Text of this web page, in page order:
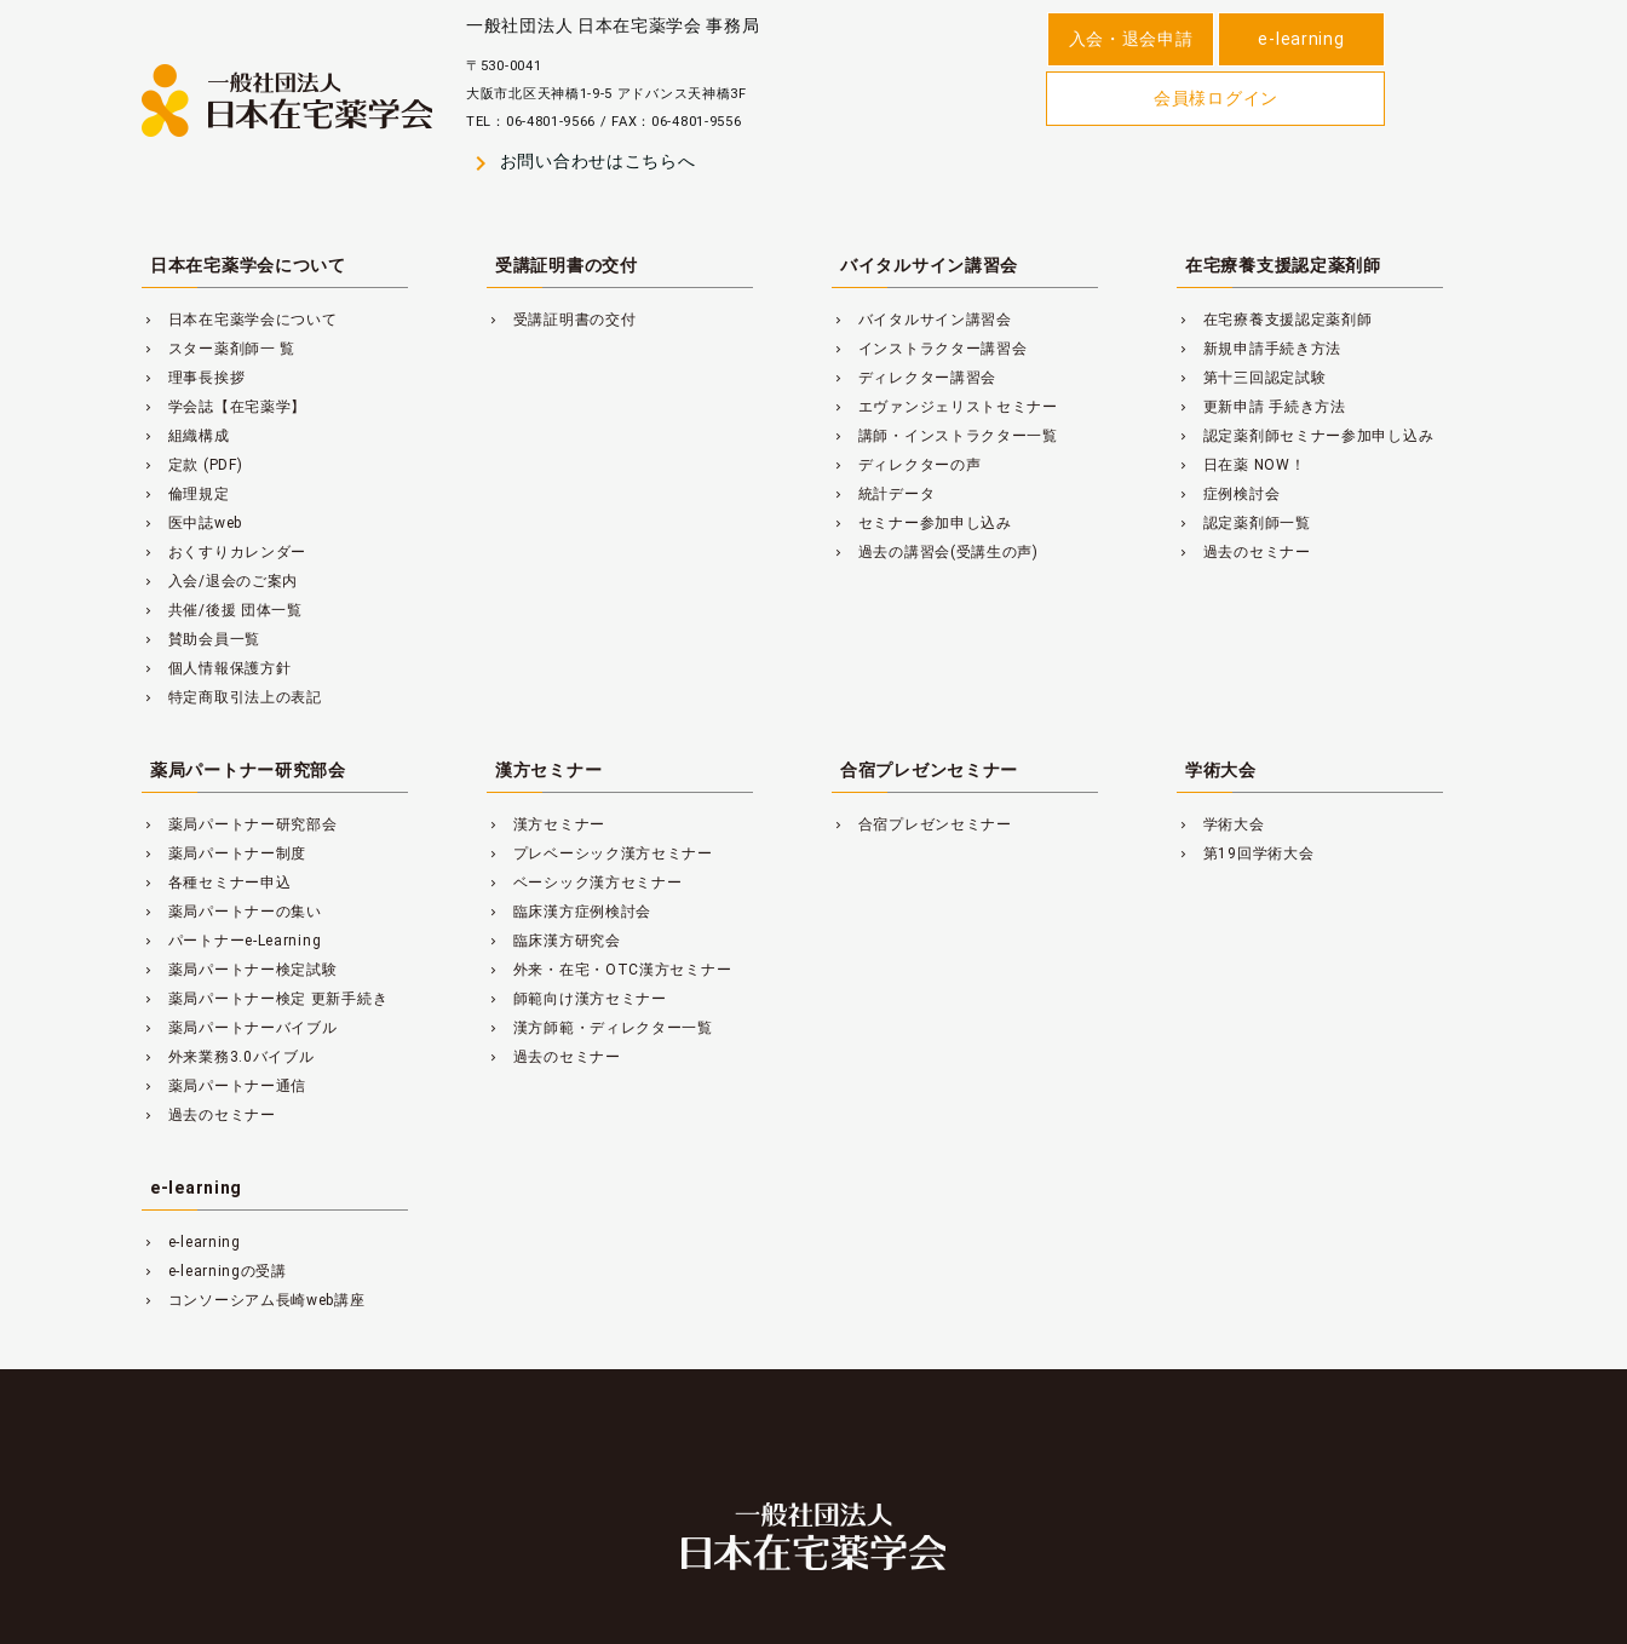
一般社団法人 日本在宅薬学会 事務局
〒530-0041
大阪市北区天神橋1-9-5 アドバンス天神橋3F
TEL：06-4801-9566 / FAX：06-4801-9556
navigate_next お問い合わせはこちらへ
入会・退会申請 e-learning
会員様ログイン
日本在宅薬学会について
navigate_next 日本在宅薬学会について
navigate_next スター薬剤師一 覧
navigate_next 理事長挨拶
navigate_next 学会誌【在宅薬学】
navigate_next 組織構成
navigate_next 定款 (PDF)
navigate_next 倫理規定
navigate_next 医中誌web
navigate_next おくすりカレンダー
navigate_next 入会/退会のご案内
navigate_next 共催/後援 団体一覧
navigate_next 賛助会員一覧
navigate_next 個人情報保護方針
navigate_next 特定商取引法上の表記
受講証明書の交付
navigate_next 受講証明書の交付
バイタルサイン講習会
navigate_next バイタルサイン講習会
navigate_next インストラクター講習会
navigate_next ディレクター講習会
navigate_next エヴァンジェリストセミナー
navigate_next 講師・インストラクター一覧
navigate_next ディレクターの声
navigate_next 統計データ
navigate_next セミナー参加申し込み
navigate_next 過去の講習会(受講生の声)
在宅療養支援認定薬剤師
navigate_next 在宅療養支援認定薬剤師
navigate_next 新規申請手続き方法
navigate_next 第十三回認定試験
navigate_next 更新申請 手続き方法
navigate_next 認定薬剤師セミナー参加申し込み
navigate_next 日在薬 NOW！
navigate_next 症例検討会
navigate_next 認定薬剤師一覧
navigate_next 過去のセミナー
薬局パートナー研究部会
navigate_next 薬局パートナー研究部会
navigate_next 薬局パートナー制度
navigate_next 各種セミナー申込
navigate_next 薬局パートナーの集い
navigate_next パートナーe-Learning
navigate_next 薬局パートナー検定試験
navigate_next 薬局パートナー検定 更新手続き
navigate_next 薬局パートナーバイブル
navigate_next 外来業務3.0バイブル
navigate_next 薬局パートナー通信
navigate_next 過去のセミナー
漢方セミナー
navigate_next 漢方セミナー
navigate_next プレベーシック漢方セミナー
navigate_next ベーシック漢方セミナー
navigate_next 臨床漢方症例検討会
navigate_next 臨床漢方研究会
navigate_next 外来・在宅・OTC漢方セミナー
navigate_next 師範向け漢方セミナー
navigate_next 漢方師範・ディレクター一覧
navigate_next 過去のセミナー
合宿プレゼンセミナー
navigate_next 合宿プレゼンセミナー
学術大会
navigate_next 学術大会
navigate_next 第19回学術大会
e-learning
navigate_next e-learning
navigate_next e-learningの受講
navigate_next コンソーシアム長崎web講座